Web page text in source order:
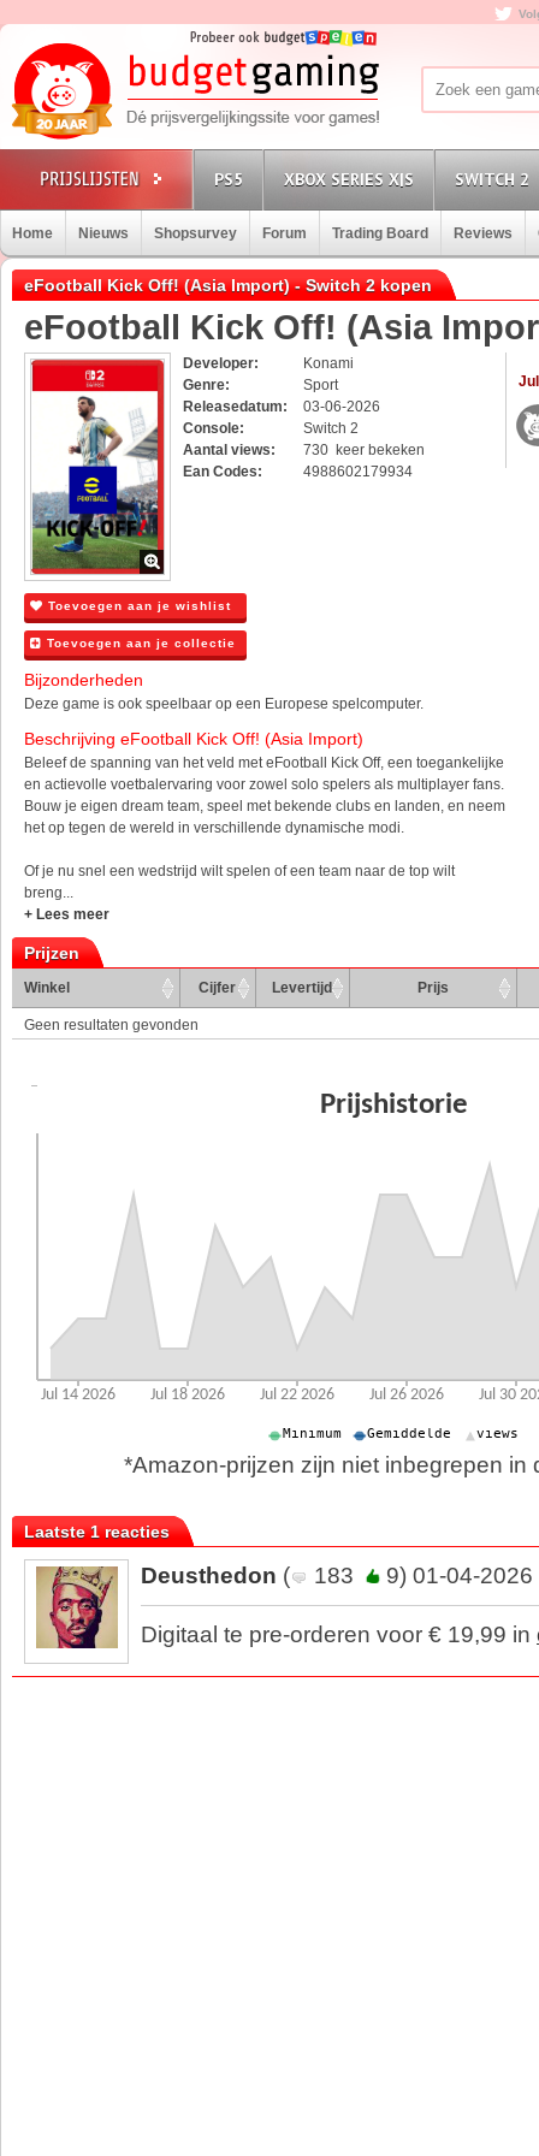
PS5 XBOX SERIES X|S SWITCH 2
Home Nieuws Shopsurvey Forum Trading Board Reviews
eFootball Kick Off! (Asia Import) - Switch 2 kopen
eFootball Kick Off! (Asia
Developer:
Konami
Genre:
Sport
Releasedatum:
03-06-2026
Console:
Switch 2
Aantal views:
730 keer bekeken
Ean Codes:
4988602179934
Toevoegen aan je wishlist
Toevoegen aan je collectie
Bijzonderheden
Deze game is ook speelbaar op een Europese spelcomputer.
Beschrijving eFootball Kick Off! (Asia Import)
Beleef de spanning van het veld met eFootball Kick Off, een toegankelijke
en actievolle voetbalervaring voor zowel solo spelers als multiplayer fans.
Bouw je eigen dream team, speel met bekende clubs en landen, en neem
het op tegen de wereld in verschillende dynamische modi.
Of je nu snel een wedstrijd wilt spelen of een team naar de top wilt
breng...
+ Lees meer
Prijzen
Winkel Cijfer Levertijd Prijs
Geen resultaten gevonden
*Amazon-prijzen zijn niet inbegrepen in
Laatste 1 reacties
Deusthedon ( 183 9) 01-04-2026
Digitaal te pre-orderen voor € 19,99 in